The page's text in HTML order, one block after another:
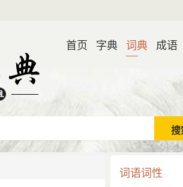
首页 字典 词典 成语
词语词性